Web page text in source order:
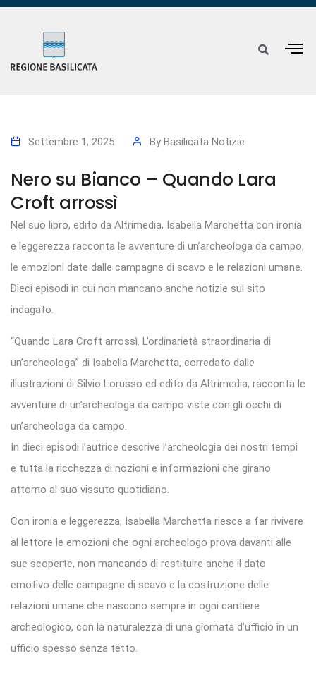
Settembre 1, 2025 By Basilicata Notizie
Nero su Bianco – Quando Lara
Croft arrossì
Nel suo libro, edito da Altrimedia, Isabella Marchetta con ironia
e leggerezza racconta le avventure di un’archeologa da campo,
le emozioni date dalle campagne di scavo e le relazioni umane.
Dieci episodi in cui non mancano anche notizie sul sito
indagato.
“Quando Lara Croft arrossì. L’ordinarietà straordinaria di
un’archeologa” di Isabella Marchetta, corredato dalle
illustrazioni di Silvio Lorusso ed edito da Altrimedia, racconta le
avventure di un’archeologa da campo viste con gli occhi di
un’archeologa da campo.
In dieci episodi l’autrice descrive l’archeologia dei nostri tempi
e tutta la ricchezza di nozioni e informazioni che girano
attorno al suo vissuto quotidiano.
Con ironia e leggerezza, Isabella Marchetta riesce a far rivivere
al lettore le emozioni che ogni archeologo prova davanti alle
sue scoperte, non mancando di restituire anche il dato
emotivo delle campagne di scavo e la costruzione delle
relazioni umane che nascono sempre in ogni cantiere
archeologico, con la naturalezza di una giornata d’ufficio in un
ufficio spesso senza tetto.